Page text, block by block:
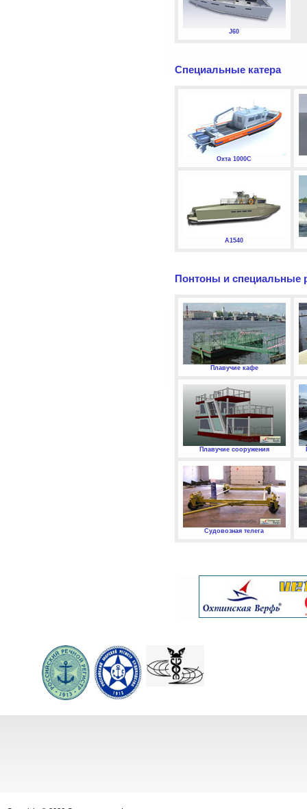
J60
Специальные катера
Охта 1000С
А1540
Понтоны и специальные
Плавучие кафе
Плавучие сооружения
Судовозная телега